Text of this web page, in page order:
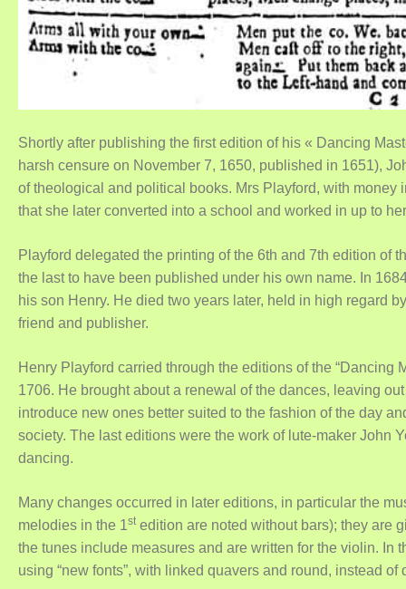
Shortly after publishing the first edition of his « Dancing
harsh censure on November 7, 1650, published in 1651),
of theological and political books. Mrs Playford, with money
that she later converted into a school and worked in up to
Playford delegated the printing of the 6th and 7th edition of
the last to have been published under his own name. In
his son Henry. He died two years later, held in high regard
friend and publisher.
Henry Playford carried through the editions of the “Dancing
1706. He brought about a renewal of the dances, leaving
introduce new ones better suited to the fashion of the day
society. The last editions were the work of lute-maker John
dancing.
Many changes occurred in later editions, in particular the
melodies in the 1stedition are noted without bars); they are
the tunes include measures and are written for the violin. In
using “new fonts”, with linked quavers and round, instead